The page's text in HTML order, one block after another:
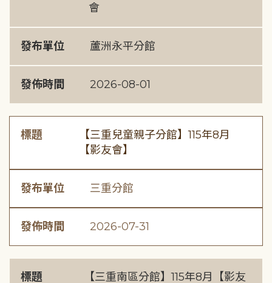
會
發布單位 蘆洲永平分館
發佈時間 2026-08-01
標題
【三重兒童親子分館】115年8月
【影友會】
發布單位 三重分館
發佈時間 2026-07-31
標題
【三重南區分館】115年8月【影友